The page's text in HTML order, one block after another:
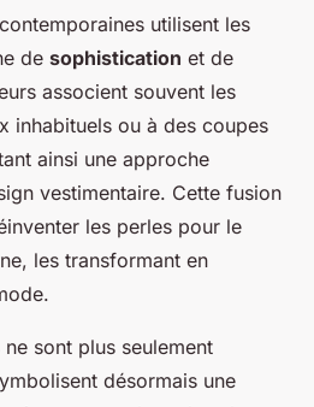
utilisent les
de sophistication et de
associent souvent les
inhabituels ou à des coupes
ainsi une approche
vestimentaire. Cette fusion
les perles pour le
les transformant en
ne sont plus seulement
désormais une